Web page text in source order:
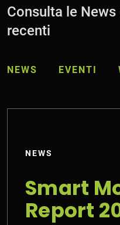
Consulta le
recenti
NEWS EVENTI
NEWS
Smart
Report